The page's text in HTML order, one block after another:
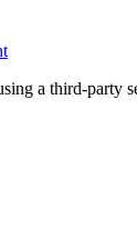
a third-party